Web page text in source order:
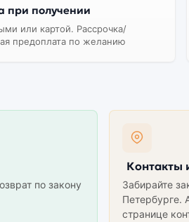
при получении
или картой. Рассрочка/
предоплата по желанию
по закону
Контакты
Забирайте
Петербурге.
странице